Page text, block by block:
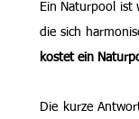
Ein Naturpool ist
die sich
kostet ein
Die kurze